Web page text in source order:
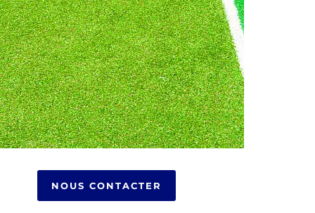
NOUS CONTACTER